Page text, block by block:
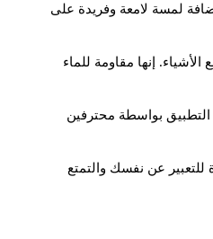
لمسة لامعة وفريدة على
إنها مقاومة للماء
بواسطة محترفين
عن نفسك والتمتع